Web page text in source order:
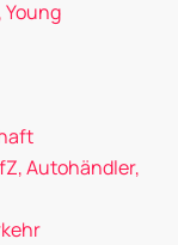
Autohändler,